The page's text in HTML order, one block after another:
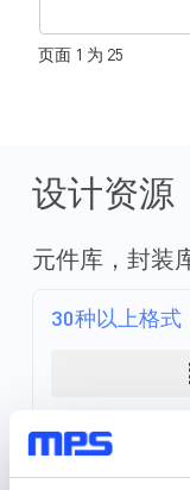
页面 1 为 25
设计资源
元件库，封装
30种以上格式